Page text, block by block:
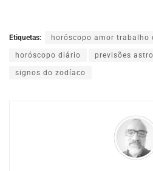
Etiquetas: horóscopo amor trabalho
horóscopo diário previsões
signos do zodíaco